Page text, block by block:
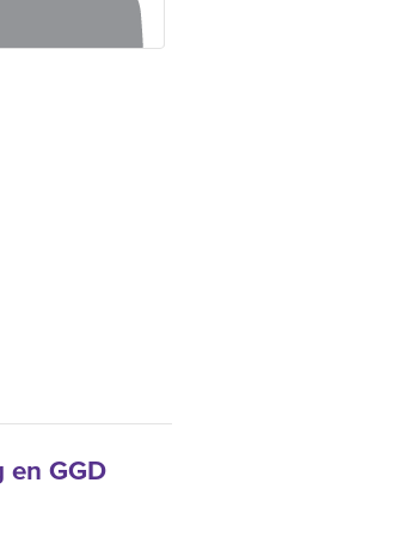
en GGD